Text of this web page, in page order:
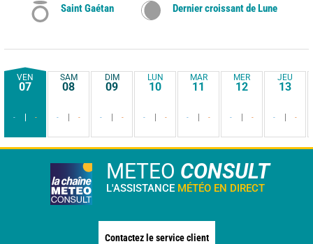
Saint Gaétan
Dernier croissant de Lune
VEN
07
- -
SAM
08
- -
DIM
09
- -
LUN
10
- -
MAR
11
- -
MER
12
- -
JEU
13
- -
METEO CONSULT
L'ASSISTANCE MÉTÉO EN DIRECT
Contactez le service client